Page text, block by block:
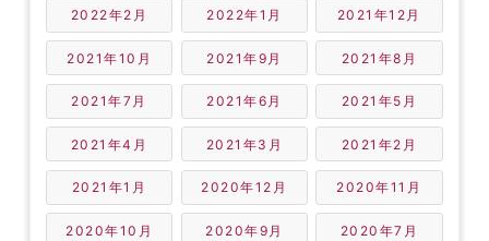
2022年2月 2022年1月 2021年12月
2021年10月 2021年9月 2021年8月
2021年7月 2021年6月 2021年5月
2021年4月 2021年3月 2021年2月
2021年1月 2020年12月 2020年11月
2020年10月 2020年9月 2020年7月